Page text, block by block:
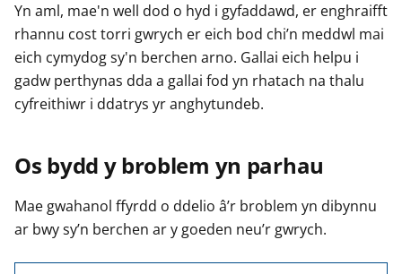
Yn aml, mae'n well dod o hyd i gyfaddawd, er enghraifft
rhannu cost torri gwrych er eich bod chi’n meddwl mai
eich cymydog sy'n berchen arno. Gallai eich helpu i
gadw perthynas dda a gallai fod yn rhatach na thalu
cyfreithiwr i ddatrys yr anghytundeb.
Os bydd y broblem yn parhau
Mae gwahanol ffyrdd o ddelio â’r broblem yn dibynnu
ar bwy sy’n berchen ar y goeden neu’r gwrych.